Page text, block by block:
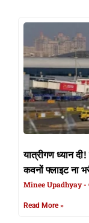
यात्रीगण ध्यान
कवनों फ्लाइट ना
Minee Upadhyay
Read More »